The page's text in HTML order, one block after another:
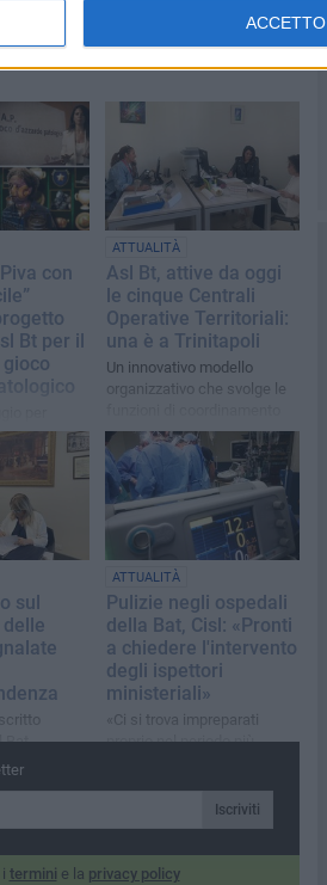
ACCETTO
con
Bt per il
territorio
ATTUALITÀ
Asl Bt, attive da oggi
le cinque Centrali
Operative Territoriali:
una è a Trinitapoli
Un innovativo modello
organizzativo che svolge le
tra i servizi ospedalieri e i
servizi territoriali
sul
Bat
ATTUALITÀ
Pulizie negli ospedali
della Bat, Cisl: «Pronti
a chiedere l'intervento
degli ispettori
ministeriali»
«Ci si trova impreparati
proprio nel periodo più
Iscriviti
termini e la privacy policy